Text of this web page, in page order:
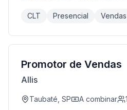
CLT Presencial Vendas
Promotor de Vendas
Allis
Taubaté, SP A combinar 1